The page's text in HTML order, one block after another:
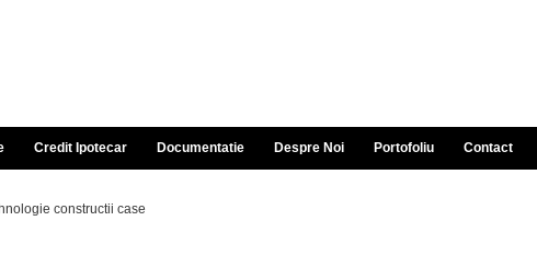
Credit Ipotecar Documentatie Despre Noi Portofoliu Contact
constructii case